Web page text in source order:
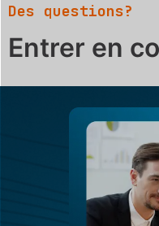
Des questions?
Entrer en